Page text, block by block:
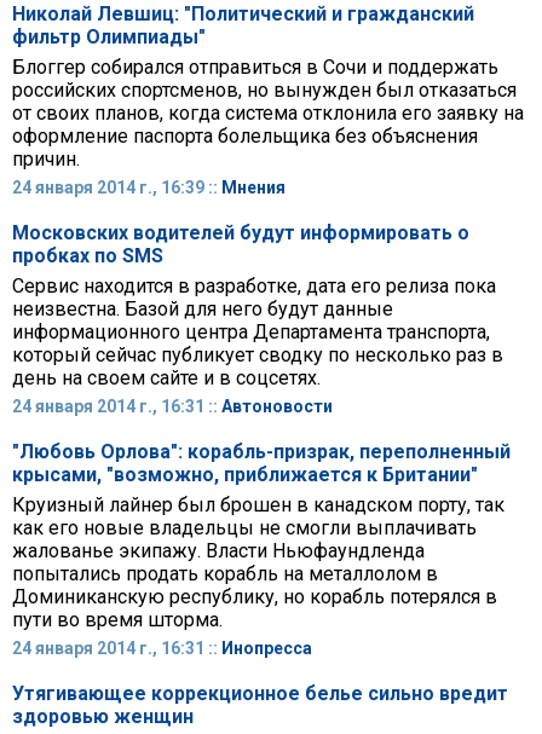
Николай Левшиц: "Политический и гражданский
фильтр Олимпиады"
Блоггер собирался отправиться в Сочи и поддержать
российских спортсменов, но вынужден был отказаться
от своих планов, когда система отклонила его заявку на
оформление паспорта болельщика без объяснения
причин.
24 января 2014 г., 16:39 :: Мнения
Московских водителей будут информировать о
пробках по SMS
Сервис находится в разработке, дата его релиза пока
неизвестна. Базой для него будут данные
информационного центра Департамента транспорта,
который сейчас публикует сводку по несколько раз в
день на своем сайте и в соцсетях.
24 января 2014 г., 16:31 :: Автоновости
"Любовь Орлова": корабль-призрак, переполненный
крысами, "возможно, приближается к Британии"
Круизный лайнер был брошен в канадском порту, так
как его новые владельцы не смогли выплачивать
жалованье экипажу. Власти Ньюфаундленда
попытались продать корабль на металлолом в
Доминиканскую республику, но корабль потерялся в
пути во время шторма.
24 января 2014 г., 16:31 :: Инопресса
Утягивающее коррекционное белье сильно вредит
здоровью женщин